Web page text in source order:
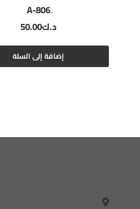
ِA-806
د.ك50.00
إضافة إلى السلة